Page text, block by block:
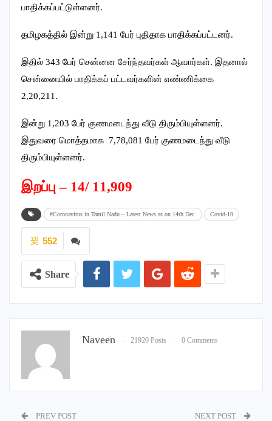
பாதிக்கப்பட்டுள்ளனர்.
தமிழகத்தில் இன்று 1,141 பேர் புதிதாக பாதிக்கப்பட்டனர்.
இதில் 343 பேர் சென்னை சேர்ந்தவர்கள் ஆவார்கள். இதனால்
சென்னையில் பாதிக்கப் பட்டவர்களின் எண்ணிக்கை
2,20,211.
இன்று 1,203 பேர் குணமடைந்து வீடு திரும்பியுள்ளனர்.
இதுவரை மொத்தமாக 7,78,081 பேர் குணமடைந்து வீடு
திரும்பியுள்ளனர்.
இறப்பு – 14/ 11,909
#Coronavirus in Tamil Nadu – Latest News as on 14th Dec. Covid-19
552
Share
Naveen 21920 Posts 0 Comments
PREV POST NEXT POST